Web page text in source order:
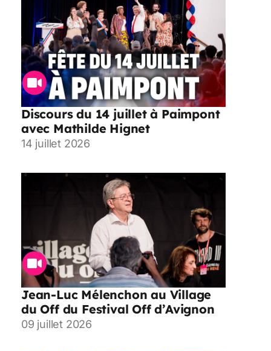
Discours du 14 juillet à Paimpont
avec Mathilde Hignet
14 juillet 2026
Jean-Luc Mélenchon au Village
du Off du Festival Off d’Avignon
09 juillet 2026